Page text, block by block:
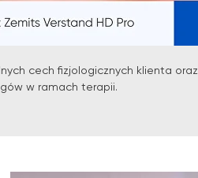
cech fizjologicznych klienta oraz
w ramach terapii.